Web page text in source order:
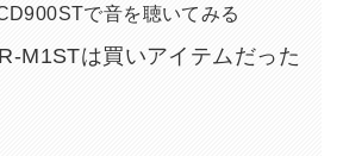
で音を聴いてみる
M1STは買いアイテムだった